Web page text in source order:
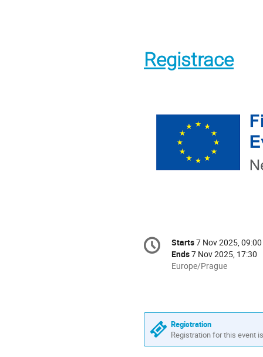
Registrace
Conference
information
Date/Time
Starts7 Nov 2025, 09:00
Ends7 Nov 2025, 17:30
All
Europe/Prague
Europe/Prague
Registration
Registration for this event